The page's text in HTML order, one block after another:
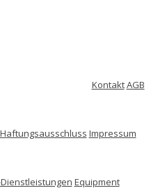
KontaktAGB
Impressum
Equipment